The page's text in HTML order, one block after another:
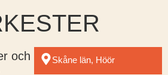
och
Skåne län, Höör